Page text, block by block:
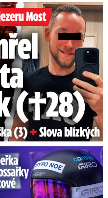
táta Dominik (†28)
konec!